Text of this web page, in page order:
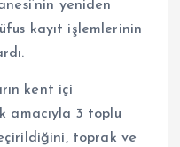
yeniden
kayıt işlemlerinin
kent içi
amacıyla 3 toplu
toprak ve